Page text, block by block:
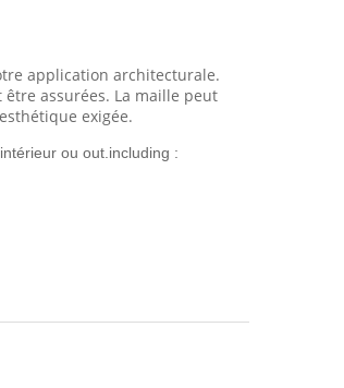
application architecturale.
assurées. La maille peut
exigée.
ou out.including :